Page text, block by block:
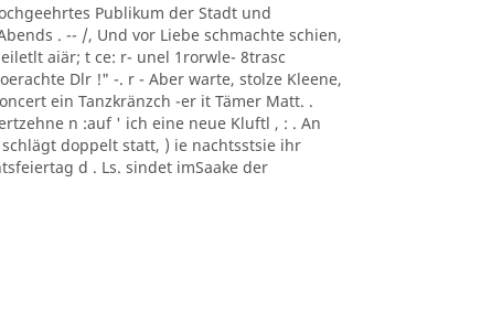
Publikum der Stadt und
. -- /, Und vor Liebe schmachte schien,
aiär; t ce: r- unel 1rorwle- 8trasc
Dlr !" -. r - Aber warte, stolze Kleene,
ein Tanzkränzch -er it Tämer Matt. .
n :auf ' ich eine neue Kluftl , : . An
doppelt statt, ) ie nachtsstsie ihr
d . Ls. sindet imSaake der